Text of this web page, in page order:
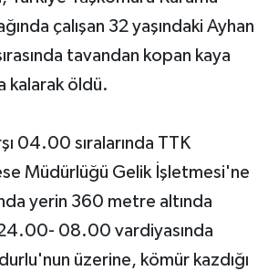
çalışan 32 yaşındaki Ayhan
tavandan kopan kaya
kalarak öldü.
04.00 sıralarında TTK
Müdürlüğü Gelik İşletmesi'ne
yerin 360 metre altında
08.00 vardiyasında
üzerine, kömür kazdığı